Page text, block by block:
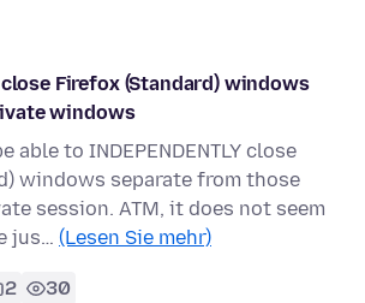
close Firefox (Standard) windows
windows
able to INDEPENDENTLY close
windows separate from those
session. ATM, it does not seem
jus… (Lesen Sie mehr)
2 30